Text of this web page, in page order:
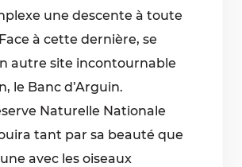
une descente à toute
à cette dernière, se
autre site incontournable
le Banc d’Arguin.
Naturelle Nationale
tant par sa beauté que
avec les oiseaux